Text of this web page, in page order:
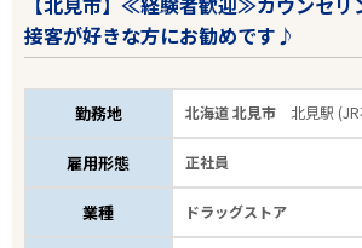
接客が好きな方にお勧めです♪
勤務地 北海道 北見市 北見駅
雇用形態 正社員
業種 ドラッグストア